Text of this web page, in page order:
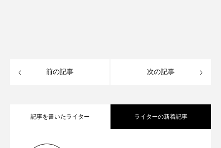
前の記事 次の記事
記事を書いたライター ライターの新着記事